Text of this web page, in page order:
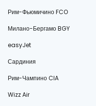
Рим-Фьюмичино FCO
Милано-Бергамо BGY
easyJet
Сардиния
Рим-Чампино CIA
Wizz Air